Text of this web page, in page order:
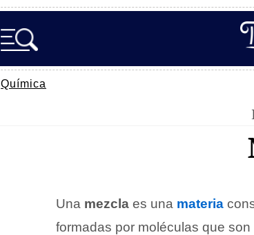
Química
Una mezcla es una materia
formadas por moléculas que